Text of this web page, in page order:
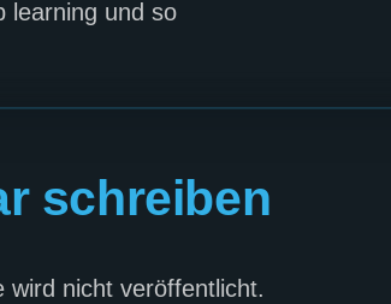
learning und so
schreiben
wird nicht veröffentlicht.